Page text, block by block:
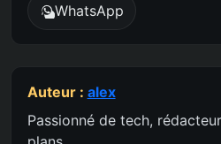
WhatsApp
Auteur : alex
Passionné de tech,